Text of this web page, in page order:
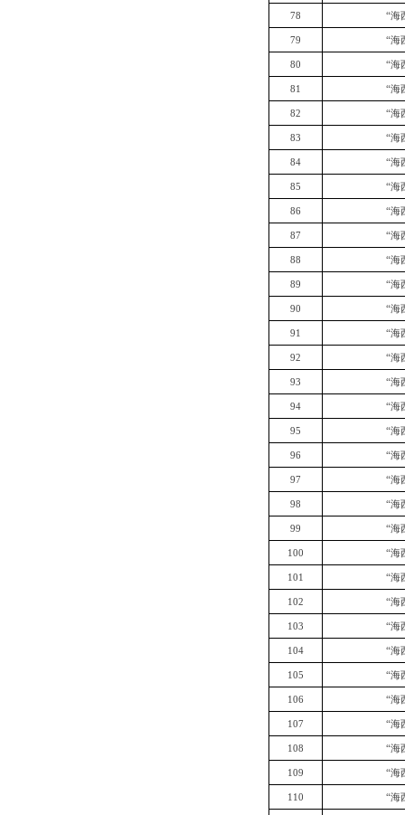
78 “海
79 “海
80 “海
81 “海
82 “海
83 “海
84 “海
85 “海
86 “海
87 “海
88 “海
89 “海
90 “海
91 “海
92 “海
93 “海
94 “海
95 “海
96 “海
97 “海
98 “海
99 “海
100 “海
101 “海
102 “海
103 “海
104 “海
105 “海
106 “海
107 “海
108 “海
109 “海
110 “海